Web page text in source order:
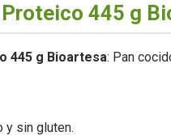
Proteico 445 g
445 g Bioartesa: Pan
y sin gluten.